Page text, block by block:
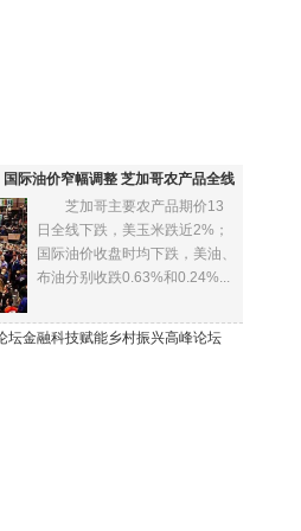
国际油价窄幅调整 芝加哥农产品全线
芝加哥主要农产品期价13
日全线下跌，美玉米跌近2%；
国际油价收盘时均下跌，美油、
布油分别收跌0.63%和0.24%...
坛金融科技赋能乡村振兴高峰论坛